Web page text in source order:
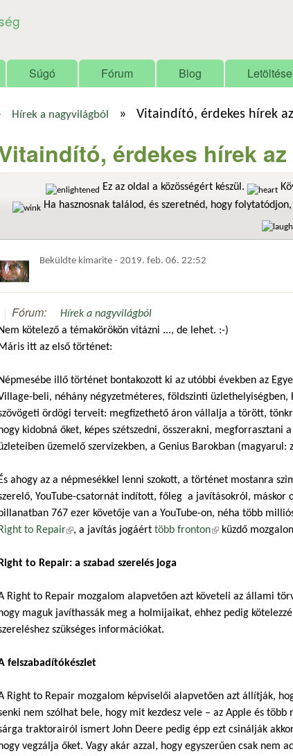
Súgó Fórum Blog
Hírek a nagyvilágból » Vitaindító, érdekes hírek
érdekes hírek
Ez az oldal a közösségért készül.
Ha hasznosnak találod, és szeretnéd, hogy
Beküldte kimarite - 2019. feb. 06. 22:52
Fórum:
Hírek a nagyvilágból
Nem kötelező a témakörökön vitázni ..., de lehet. :-)
Máris itt az első történet:
Népmesébe illő történet bontakozott ki az utóbbi években az
beli, néhány négyzetméteres, földszinti
ördögi terveit: megfizethető áron vállalja a törött,
hogy kidobná őket, képes szétszedni, összerakni,
üzemelő szervizekben, a Genius Barokban
És ahogy az a népmesékkel lenni szokott, a történet mostanra
YouTube-csatornát indított, főleg a javításokról, máskor
767 ezer követője van a YouTube-on, néha több
Right to Repair(külső hivatkozás)
, a javítás jogáért több fronton(külső hivatkozás)
küzdő
Right to Repair: a szabad szerelés joga
Right to Repair mozgalom alapvetően azt követeli az állami
hogy maguk javíthassák meg a holmijaikat, ehhez pedig
szükséges információkat.
felszabadítókészlet
Right to Repair mozgalom képviselői alapvetően azt állítják,
nem szólhat bele, hogy mit kezdesz vele – az Apple és
traktorairól ismert John Deere pedig épp ezt csinálják
hogy vegzálja őket. Vagy akár azzal, hogy egyszerűen csak nem